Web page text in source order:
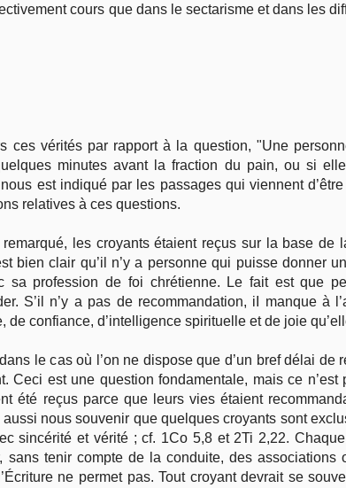
cours que dans le sectarisme et dans les
ces vérités par rapport à la question, "Une
minutes avant la fraction du pain, ou si
est indiqué par les passages qui viennent
relatives à ces questions.
les croyants étaient reçus sur la base de
bien clair qu’il n’y a personne qui puisse donner
sa profession de foi chrétienne. Le fait est que
S’il n’y a pas de recommandation, iI manque à
de confiance, d’intelligence spirituelle et de joie
le cas où l’on ne dispose que d’un bref délai de
Ceci est une question fondamentale, mais ce
été reçus parce que leurs vies étaient
nous souvenir que quelques croyants sont
sincérité et vérité ; cf. 1Co 5,8 et 2Ti 2,22.
sans tenir compte de la conduite, des
ne permet pas. Tout croyant devrait se